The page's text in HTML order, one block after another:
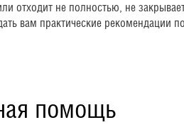
отходит не полностью, не
вам практические рекомендации
помощь